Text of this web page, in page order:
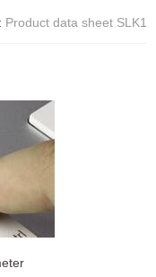
Product data sheet SLK1